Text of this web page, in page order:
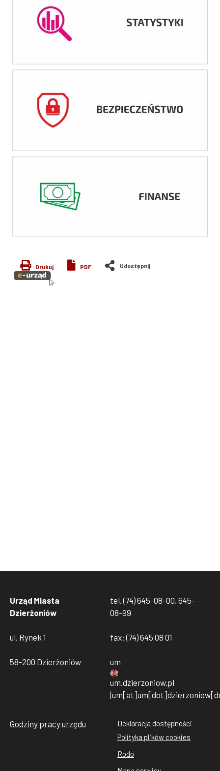
Drukuj PDF
Urząd Miasta
Dzierżoniów
ul. Rynek 1
58-200 Dzierżoniów
tel. (74) 645-08-00, 645-
08-99
fax: (74) 645 08 01
um
um dzierzoniow. pl
Godziny pracy urzędu
Stopka
rodo
cookies
Deklaracja dostępności
Polityka plików cookies
Rodo